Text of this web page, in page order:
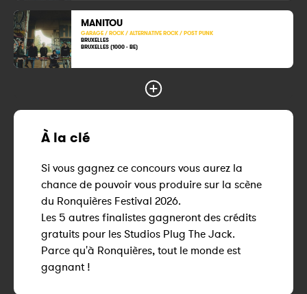
MANITOU
GARAGE / ROCK / ALTERNATIVE ROCK / POST PUNK
BRUXELLES
BRUXELLES (1000 - BE)
À la clé
Si vous gagnez ce concours vous aurez la
chance de pouvoir vous produire sur la scène
du Ronquières Festival 2026.
Les 5 autres finalistes gagneront des crédits
gratuits pour les Studios Plug The Jack.
Parce qu'à Ronquières, tout le monde est
gagnant !